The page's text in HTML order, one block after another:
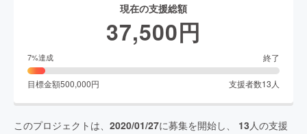
現在の支援総額
37,500円
7%達成 終了
目標金額500,000円 支援者数13 人
このプロジェクトは、 2020/01/27に募集を開始し、 13 人の支援